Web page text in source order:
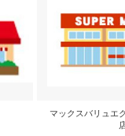
マックスバリュエ